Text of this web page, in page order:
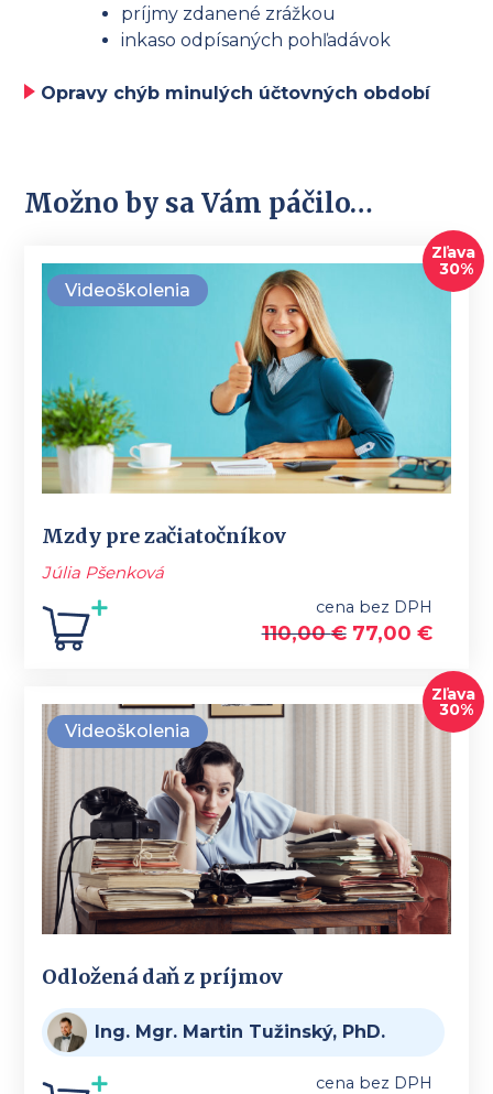
príjmy zdanené zrážkou
inkaso odpísaných pohľadávok
Opravy chýb minulých účtovných období
Možno by sa Vám páčilo…
Videoškolenia
Zľava
30%
Mzdy pre začiatočníkov
Júlia Pšenková
cena bez DPH
110,00€ 77,00 €
Videoškolenia
Zľava
30%
Odložená daň z príjmov
Ing. Mgr. Martin Tužinský, PhD.
cena bez DPH